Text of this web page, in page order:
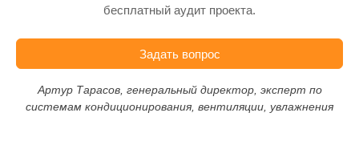
бесплатный аудит проекта.
Задать вопрос
Артур Тарасов, генеральный директор, эксперт по
системам кондиционирования, вентиляции, увлажнения